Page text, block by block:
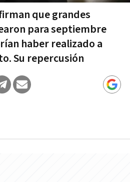
que grandes
para septiembre
haber realizado a
Su repercusión